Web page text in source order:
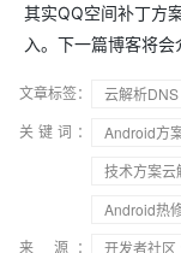
其实QQ空间补丁方
入。下一篇博客将会
文章标签： 云解析DNS
关键词：
Android方
技术方案
Android热
来 源：
开发者社区